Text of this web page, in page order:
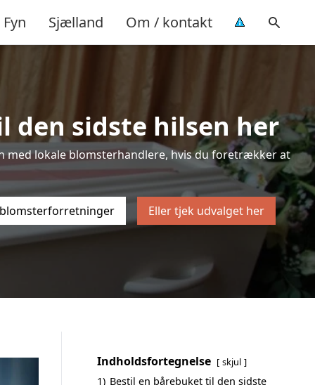
Fyn Sjælland Om / kontakt
den sidste hilsen her
med lokale blomsterhandlere, hvis du foretrækker at
Eller tjek udvalget her
Indholdsfortegnelse skjul
1) Bestil en bårebuket til den sidste